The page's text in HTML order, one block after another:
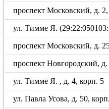
проспект Московский, д. 2,
ул. Тимме Я.
проспект Московский, д.
проспект Новгородский, д.
ул. Тимме Я. , д. 4, корп. 5
ул. Павла Усова, д. 50,